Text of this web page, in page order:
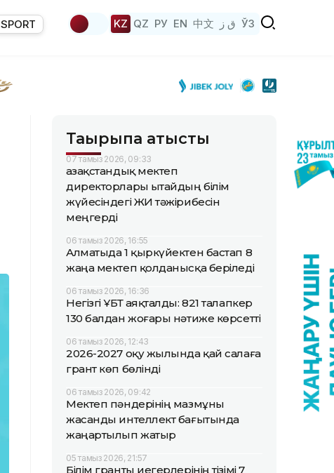
SPORT KZ QZ РУ EN 中文 ق ز ЎЗ
Тақырыпқа қатысты
07 тамыз 2026, 09:33
Қазақстандық мектеп
директорлары Қытайдың білім
жүйесіндегі ЖИ тәжірибесін
меңгерді
06 тамыз 2026, 16:55
Алматыда 1 қыркүйектен бастап 8
жаңа мектеп қолданысқа беріледі
06 тамыз 2026, 16:36
Негізгі ҰБТ аяқталды: 821 талапкер
130 балдан жоғары нәтиже көрсетті
06 тамыз 2026, 12:43
2026-2027 оқу жылында қай салаға
грант көп бөлінді
06 тамыз 2026, 09:42
Мектеп пәндерінің мазмұны
жасанды интеллект бағытында
жаңартылып жатыр
05 тамыз 2026, 21:57
Білім гранты иегерлерінің тізімі 7